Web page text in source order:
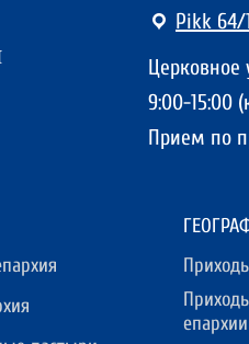
Pikk 64/
Церковное
9:00-15:00
Прием по
епархии